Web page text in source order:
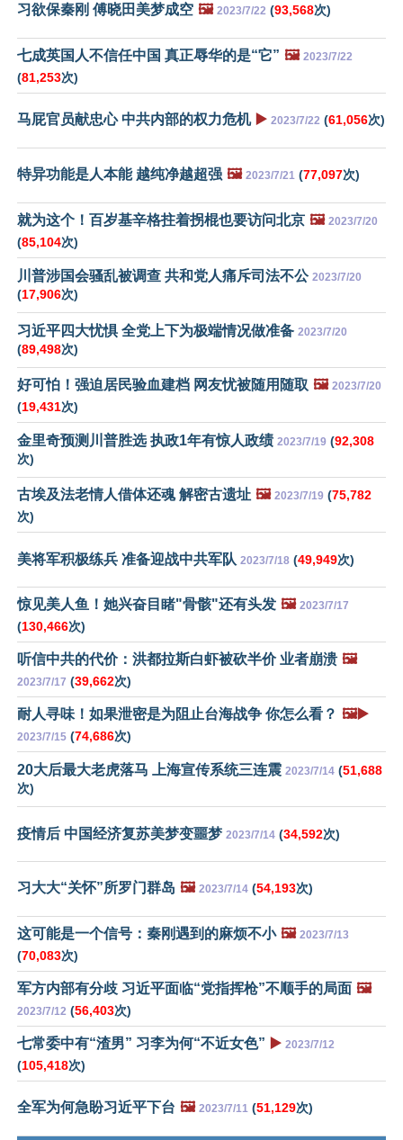
习欲保秦刚 傅晓田美梦成空 🖼️ 2023/7/22 (93,568次)
七成英国人不信任中国 真正辱华的是“它” 🖼️ 2023/7/22
(81,253次)
马屁官员献忠心 中共内部的权力危机 ▶️ 2023/7/22 (61,056次)
特异功能是人本能 越纯净越超强 🖼️ 2023/7/21 (77,097次)
就为这个！百岁基辛格拄着拐棍也要访问北京 🖼️ 2023/7/20
(85,104次)
川普涉国会骚乱被调查 共和党人痛斥司法不公 2023/7/20
(17,906次)
习近平四大忧惧 全党上下为极端情况做准备 2023/7/20
(89,498次)
好可怕！强迫居民验血建档 网友忧被随用随取 🖼️ 2023/7/20
(19,431次)
金里奇预测川普胜选 执政1年有惊人政绩 2023/7/19 (92,308
次)
古埃及法老情人借体还魂 解密古遗址 🖼️ 2023/7/19 (75,782
次)
美将军积极练兵 准备迎战中共军队 2023/7/18 (49,949次)
惊见美人鱼！她兴奋目睹"骨骸"还有头发 🖼️ 2023/7/17
(130,466次)
听信中共的代价：洪都拉斯白虾被砍半价 业者崩溃 🖼️
2023/7/17 (39,662次)
耐人寻味！如果泄密是为阻止台海战争 你怎么看？ 🖼️▶️
2023/7/15 (74,686次)
20大后最大老虎落马 上海宣传系统三连震 2023/7/14 (51,688
次)
疫情后 中国经济复苏美梦变噩梦 2023/7/14 (34,592次)
习大大“关怀”所罗门群岛 🖼️ 2023/7/14 (54,193次)
这可能是一个信号：秦刚遇到的麻烦不小 🖼️ 2023/7/13
(70,083次)
军方内部有分歧 习近平面临“党指挥枪”不顺手的局面 🖼️
2023/7/12 (56,403次)
七常委中有“渣男” 习李为何“不近女色” ▶️ 2023/7/12
(105,418次)
全军为何急盼习近平下台 🖼️ 2023/7/11 (51,129次)